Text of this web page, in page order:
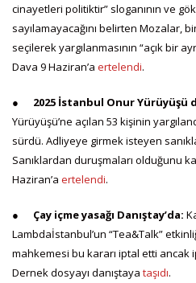
cinayetleri politiktir” sloganının ve
sayılamayacağını belirten Mozalar,
seçilerek yargılanmasının “açık bir
Dava 9 Haziran’a ertelendi.
● 2025 İstanbul Onur Yürüyüşü
Yürüyüşü’ne açılan 53 kişinin
sürdü. Adliyeye girmek isteyen
Sanıklardan duruşmaları olduğunu
Haziran’a ertelendi.
● Çay içme yasağı Danıştay’da:
Lambdaİstanbul’un “Tea&Talk”
mahkemesi bu kararı iptal etti ancak
Dernek dosyayı danıştaya taşıdı.